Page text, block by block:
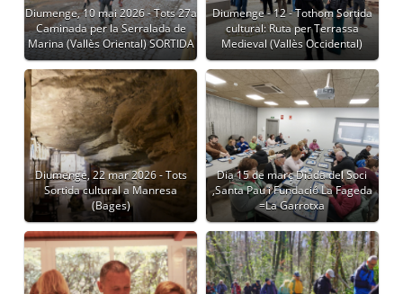
Diumenge, 10 mai 2026 - Tots 27a
Caminada per la Serralada de
Marina (Vallès Oriental) SORTIDA
Diumenge - 12 - Tothom Sortida
cultural: Ruta per Terrassa
Medieval (Vallès Occidental)
Diumenge, 22 mar 2026 - Tots
Sortida cultural a Manresa
(Bages)
Dia 15 de març Diada del Soci
,Santa Pau i Fundació La Fageda
=La Garrotxa